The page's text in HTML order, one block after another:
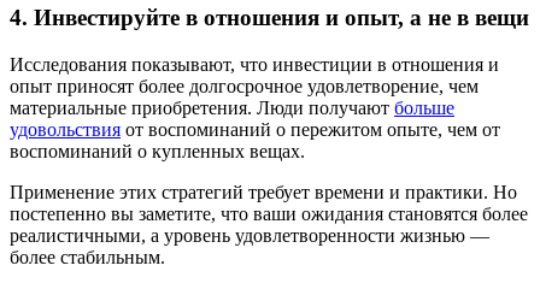
4. Инвестируйте в отношения и опыт, а не в вещи
Исследования показывают, что инвестиции в отношения и
опыт приносят более долгосрочное удовлетворение, чем
материальные приобретения. Люди получают больше
удовольствия от воспоминаний о пережитом опыте, чем от
воспоминаний о купленных вещах.
Применение этих стратегий требует времени и практики. Но
постепенно вы заметите, что ваши ожидания становятся более
реалистичными, а уровень удовлетворенности жизнью —
более стабильным.